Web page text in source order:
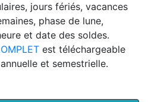
jours fériés, vacances
phase de lune,
et date des soldes.
est téléchargeable
et semestrielle.